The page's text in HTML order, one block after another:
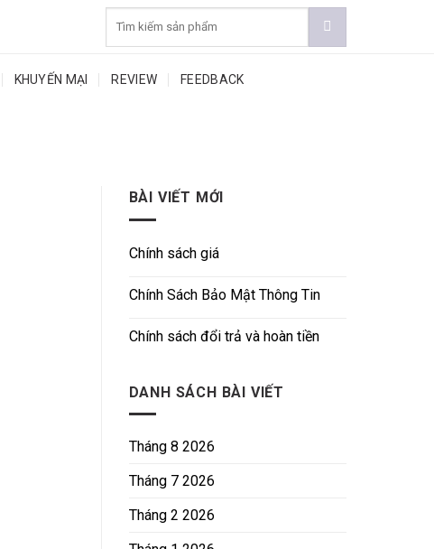
for:
KHUYẾN MẠI REVIEW FEEDBACK
BÀI VIẾT MỚI
Chính sách giá
Chính Sách Bảo Mật Thông Tin
Chính sách đổi trả và hoàn tiền
DANH SÁCH BÀI VIẾT
Tháng 8 2026
Tháng 7 2026
Tháng 2 2026